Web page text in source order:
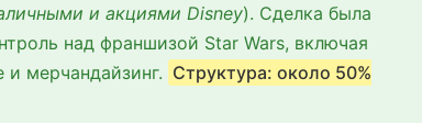
и акциями Disney). Сделка была
над франшизой Star Wars, включая
мерчандайзинг. Структура: около 50%